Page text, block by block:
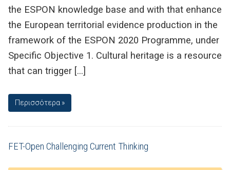
the ESPON knowledge base and with that enhance
the European territorial evidence production in the
framework of the ESPON 2020 Programme, under
Specific Objective 1. Cultural heritage is a resource
that can trigger […]
Περισσότερα »
FET-Open Challenging Current Thinking